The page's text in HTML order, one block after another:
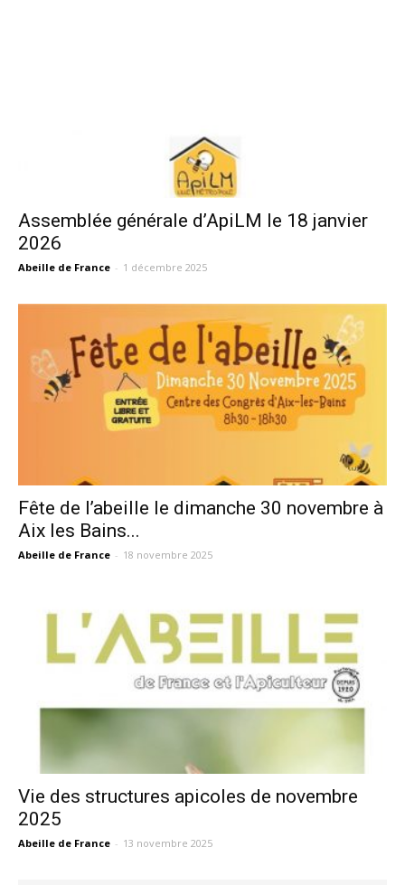
Assemblée générale d’ApiLM le 18 janvier
2026
Abeille de France - 1 décembre 2025
Fête de l’abeille le dimanche 30 novembre à
Aix les Bains...
Abeille de France - 18 novembre 2025
Vie des structures apicoles de novembre
2025
Abeille de France - 13 novembre 2025